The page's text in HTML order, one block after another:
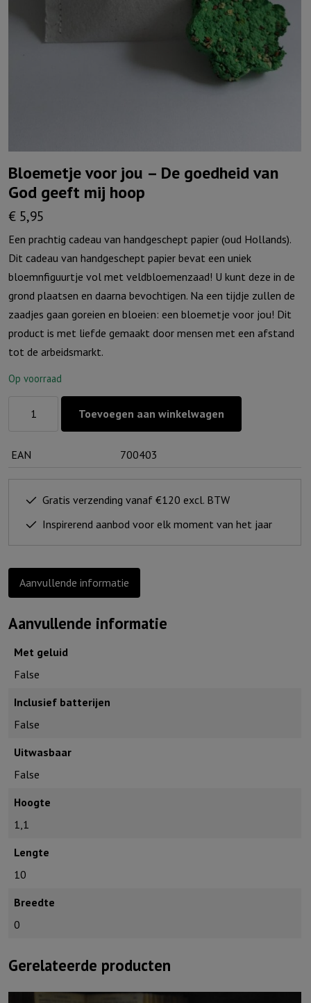
Bloemetje voor jou – De goedheid van
God geeft mij hoop
€ 5,95
Een prachtig cadeau van handgeschept papier (oud Hollands).
Dit cadeau van handgeschept papier bevat een uniek
bloemnfiguurtje vol met veldbloemenzaad! U kunt deze in de
grond plaatsen en daarna bevochtigen. Na een tijdje zullen de
zaadjes gaan goreien en bloeien: een bloemetje voor jou! Dit
product is met liefde gemaakt door mensen met een afstand
tot de arbeidsmarkt.
Op voorraad
De
goedheid
mij
Toevoegen aan winkelwagen
EAN 700403
Gratis verzending vanaf €120 excl. BTW
Inspirerend aanbod voor elk moment van het jaar
Aanvullende informatie
Aanvullende informatie
Met geluid
False
Inclusief batterijen
False
Uitwasbaar
False
Hoogte
1,1
Lengte
10
Breedte
0
Gerelateerde producten